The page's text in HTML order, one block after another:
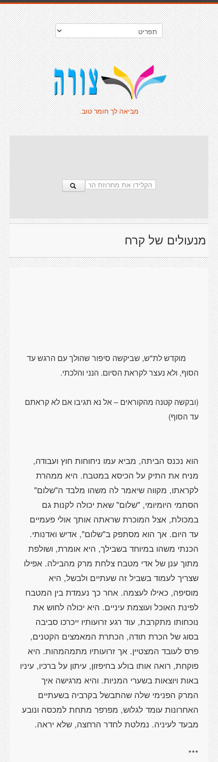
מביאה לך חומר טוב.
מנעולים של קרח
מוקדש לת"ש, שביקשה סיפור שהולך עם הרגש עד
(ובקשה קטנה מהקוראים – אל נא תגיבו אם לא קראתם
עד הסוף)
הוא נכנס הביתה, מביא עמו ניחוחות חוץ ועבודה,
מניח את התיק על הכיסא במטבח. היא ממהרת
לקראתו, מקווה שיאמר לה משהו מלבד ה"שלום"
הסתמי היומיומי, "שלום" שאת יכולה לקנות גם
במכולת, אצל המוכרת שראתה אותך אולי פעמיים
הכנתי משהו במיוחד בשבילך, היא אומרת, ושולפת
מתוך ענן של אדי מטבח צלחת מרק מהבילה. אפילו
שצריך לעמוד בשביל זה שעתיים ולבשל, היא
מוסיפה, כאילו לעצמה. אחר כך נעמדת בין המטבח
לפינת האוכל ועוצמת עיניים. היא יכולה לחוש את
נוכחותו מתקרבת, עוד רגע זרועותיו ייכרכו סביבה
בסוג של הכרת תודה, הכתרת המאמצים הקטנים,
פרס לעובד המצטיין. אך זרועותיו מתמהמהות. היא
פוקחת, רואה אותו בולע בחיפזון, עיתון על ברכיו, עיניו
באות ויוצאות בשערי המניות. והיא מרגישה איך
המרק הפנימי שלה שהתבשל בקרביה בשעתיים
האחרונות עומד לגלוש, מפרפר מתחת למכסה ונובע